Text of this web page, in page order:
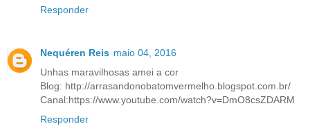
Responder
Nequéren Reis maio 04, 2016
Unhas maravilhosas amei a cor
Blog: http://arrasandonobatomvermelho.blogspot.com.br/
Canal:https://www.youtube.com/watch?v=DmO8csZDARM
Responder